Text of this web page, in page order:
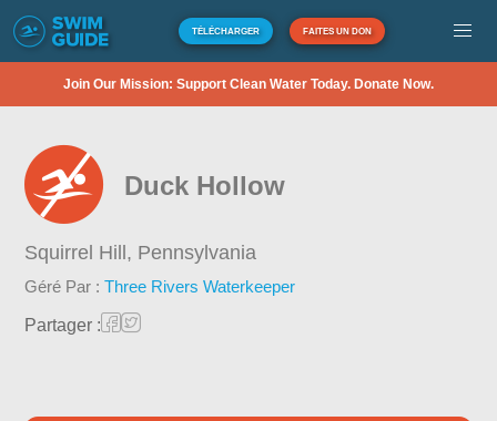
TÉLÉCHARGER FAITES UN DON
Join Our Mission: Support Clean Water Today. Donate Now.
Duck Hollow
Squirrel Hill, Pennsylvania
Géré Par :Three Rivers Waterkeeper
Partager :